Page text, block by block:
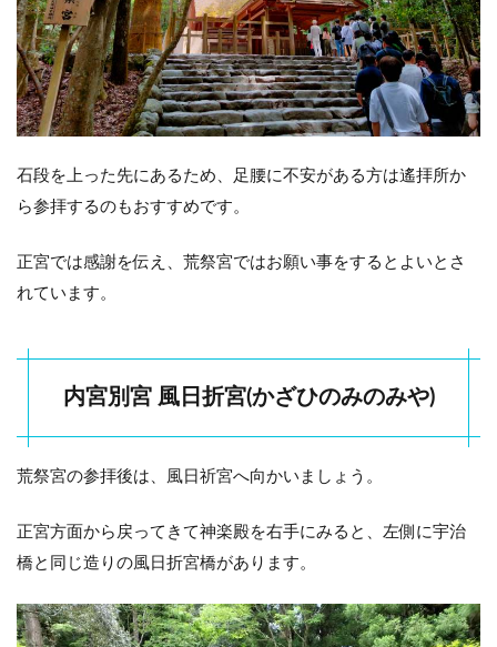
石段を上った先にあるため、足腰に不安がある方は遙拝所か
ら参拝するのもおすすめです。
正宮では感謝を伝え、荒祭宮ではお願い事をするとよいとさ
れています。
内宮別宮 風日折宮(かざひのみのみや)
荒祭宮の参拝後は、風日祈宮へ向かいましょう。
正宮方面から戻ってきて神楽殿を右手にみると、左側に宇治
橋と同じ造りの風日折宮橋があります。